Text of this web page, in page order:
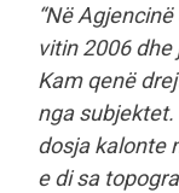
“Në
vitin 2006
Kam qenë
nga
dosja kalonte
e di sa